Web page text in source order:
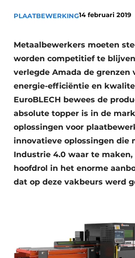
Vacature aanmelden
Video’s
PLAATBEWERKING14 februari 2019
Metaalbewerkers moeten
worden competitief te
verlegde Amada de grenzen
energie-efficiëntie en
EuroBLECH bewees de
absolute topper is in de
oplossingen voor
innovatieve oplossingen die
Industrie 4.0 waar te maken,
hoofdrol in het enorme
dat op deze vakbeurs werd